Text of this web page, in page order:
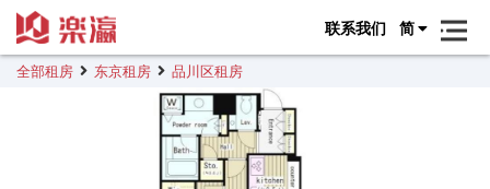
联系我们 简
全部租房 东京租房 品川区租房